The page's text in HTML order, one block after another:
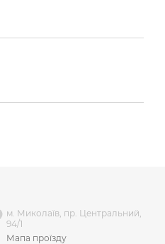
м. Миколаїв, пр. Центральний,
94/1
Мапа проїзду